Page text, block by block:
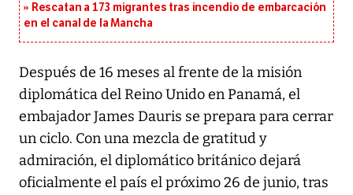
Rescatan a 173 migrantes tras incendio de embarcación
en el canal de la Mancha
Después de 16 meses al frente de la misión
diplomática del Reino Unido en Panamá, el
embajador James Dauris se prepara para cerrar
un ciclo. Con una mezcla de gratitud y
admiración, el diplomático británico dejará
oficialmente el país el próximo 26 de junio, tras